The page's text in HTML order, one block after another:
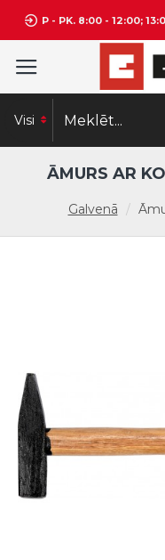
P - PK. 8:00 - 12:00;
Visi
Galvenā
ĀMURS AR